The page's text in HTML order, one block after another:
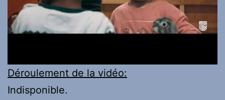
Déroulement de la vidéo:
Indisponible.